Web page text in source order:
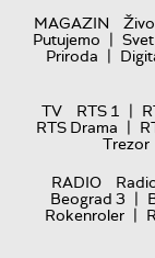
MAGAZIN
Putujemo |
Priroda |
TV
RTS 1 |
RTS Drama |
Trezor
RADIO
Beograd 3 |
Rokenroler |